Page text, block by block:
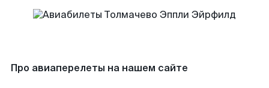
Про авиаперелеты на нашем сайте